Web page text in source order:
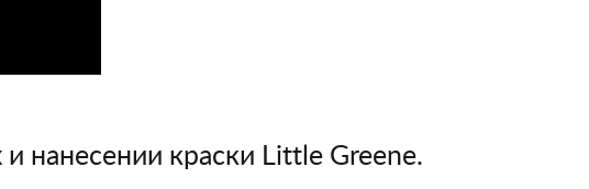
нанесении краски Little Greene.